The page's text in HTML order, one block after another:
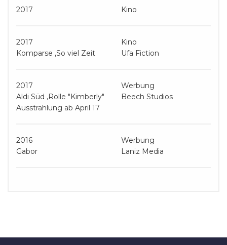
2017 Kino
2017
Kino
Komparse ,So viel Zeit
Ufa Fiction
2017
Werbung
Aldi Süd ,Rolle "Kimberly"
Ausstrahlung ab April 17
Beech Studios
2016
Werbung
Gabor
Laniz Media